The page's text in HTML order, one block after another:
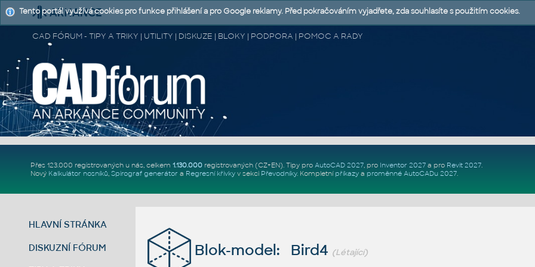
CAD FÓRUM - TIPY A TRIKY | UTILITY | DISKUZE | BLOKY | PODPORA | POMOC A RADY
Přes 123.000 registrovaných u nás, celkem 1.130.000registrovaných (CZ+EN). Tipy pro AutoCAD 2027, pro Inventor 2027a pro Revit 2027.
Nový Kalkulátor nosníků, Spirograf generátor a Regresní křivkyv sekci Převodníky. Kompletní příkazya proměnné AutoCADu 2027.
HLAVNÍ STRÁNKA
DISKUZNÍ FÓRUM Blok-model: Bird4 (Létající)
Tento portál využívá cookies pro funkce přihlášení a pro Google reklamy. Před pokračováním vyjadřete, zda souhlasíte s použitím cookies.